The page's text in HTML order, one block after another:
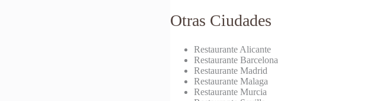
Otras Ciudades
Restaurante Alicante
Restaurante Barcelona
Restaurante Madrid
Restaurante Malaga
Restaurante Murcia